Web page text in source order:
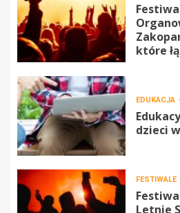
które
EDUKACJA
dzieci
FESTIWALE
Letnie